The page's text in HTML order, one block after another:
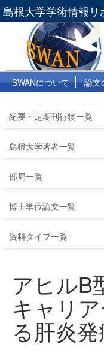
島根大学学術情報リ
SWANについて 論文
紀要・定期刊行物一覧
島根大学著者一覧
部局一覧
博士学位論文一覧
資料タイプ一覧
アヒルB
キャリ
る肝炎